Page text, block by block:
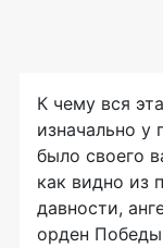
К чему вся
изначально у
было своего
как видно из
давности,
орден